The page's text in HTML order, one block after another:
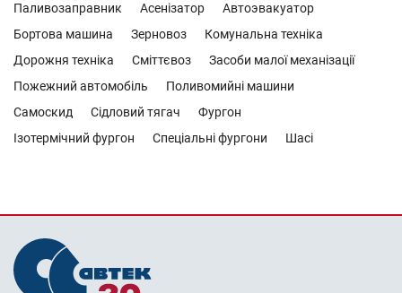
Паливозаправник
Асенізатор
Автоэвакуатор
Бортова машина
Зерновоз
Комунальна техніка
Дорожня техніка
Сміттєвоз
Засоби малої механізації
Пожежний автомобіль
Поливомийні машини
Самоскид
Сідловий тягач
Фургон
Ізотермічний фургон
Спеціальні фургони Шасі